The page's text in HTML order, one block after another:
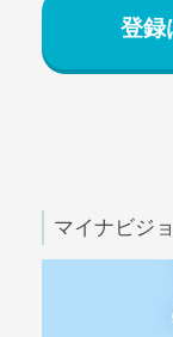
登録
マイナビジ